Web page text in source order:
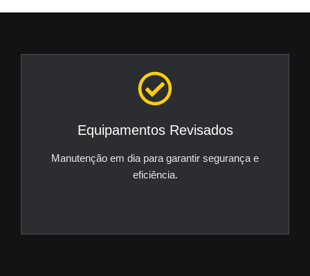
Equipamentos Revisados
Manutenção em dia para garantir segurança e
eficiência.